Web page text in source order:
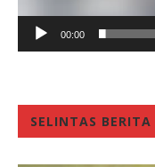
00:00
SELINTAS BERITA